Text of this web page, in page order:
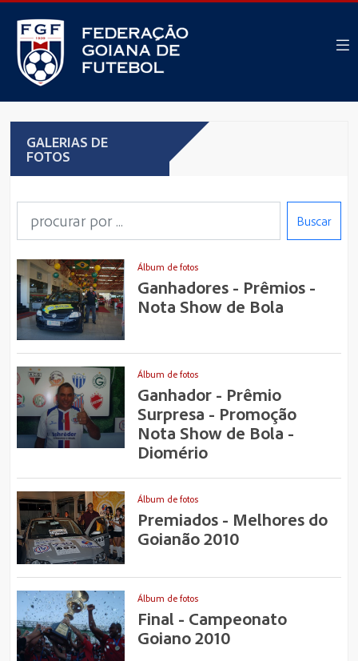
GALERIAS DE
FOTOS
Buscar
Álbum de fotos
Ganhadores - Prêmios -
Nota Show de Bola
Álbum de fotos
Ganhador - Prêmio
Surpresa - Promoção
Nota Show de Bola -
Diomério
Álbum de fotos
Premiados - Melhores do
Goianão 2010
Álbum de fotos
Final - Campeonato
Goiano 2010